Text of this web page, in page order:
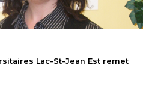
Lac-St-Jean Est remet